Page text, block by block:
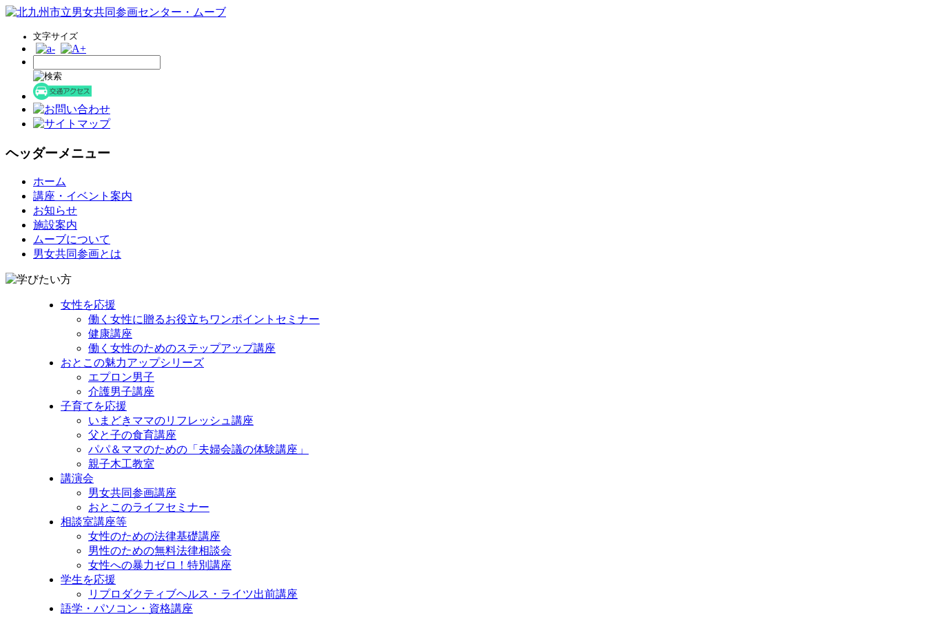
文字サイズ
ヘッダーメニュー
キ
ホーム
講座・イベント案内
お知らせ
施設案内
ムーブについて
男女共同参画とは
女性を応援
働く女性に贈るお役立ちワンポイントセミナー
健康講座
働く女性のためのステップアップ講座
おとこの魅力アップシリーズ
エプロン男子
介護男子講座
子育てを応援
いまどきママのリフレッシュ講座
父と子の食育講座
パパ＆ママのための「夫婦会議の体験講座」
親子木工教室
講演会
男女共同参画講座
おとこのライフセミナー
相談室講座等
女性のための法律基礎講座
男性のための無料法律相談会
女性への暴力ゼロ！特別講座
学生を応援
リプロダクティブヘルス・ライツ出前講座
語学・パソコン・資格講座